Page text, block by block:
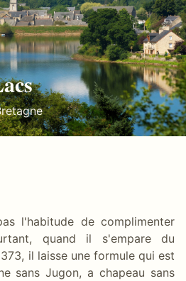
l'habitude de complimenter
quand il s'empare du
il laisse une formule qui est
sans Jugon, a chapeau sans